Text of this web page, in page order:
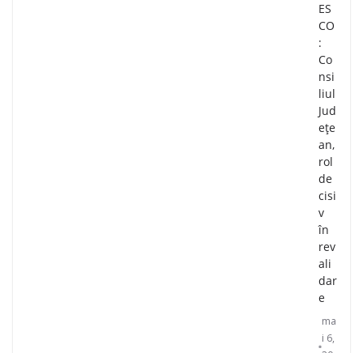
ES
CO
:
Co
nsi
liul
Jud
ețe
an,
rol
de
cisi
v
în
rev
ali
dar
e
ma
i 6,